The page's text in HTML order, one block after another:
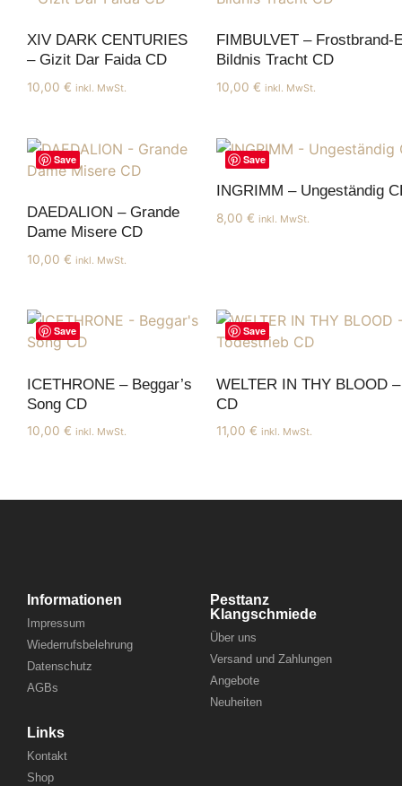
XIV DARK CENTURIES
– Gizit Dar Faida CD
10,00 € inkl. MwSt.
FIMBULVET – Frostbrand-
Bildnis Tracht CD
10,00 € inkl. MwSt.
Save
DAEDALION – Grande
Dame Misere CD
10,00 € inkl. MwSt.
Save
INGRIMM – Ungeständig
8,00 € inkl. MwSt.
Save
ICETHRONE – Beggar’s
Song CD
10,00 € inkl. MwSt.
Save
WELTER IN THY BLOOD
CD
11,00 € inkl. MwSt.
Informationen
Impressum
Wiederrufsbelehrung
Datenschutz
AGBs
Pesttanz
Klangschmiede
Über uns
Versand und Zahlungen
Angebote
Neuheiten
Links
Kontakt
Shop